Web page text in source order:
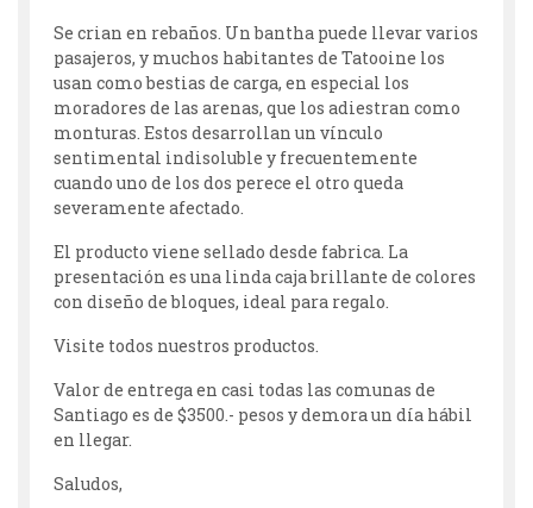
Se crian en rebaños. Un bantha puede llevar varios
pasajeros, y muchos habitantes de Tatooine los
usan como bestias de carga, en especial los
moradores de las arenas, que los adiestran como
monturas. Estos desarrollan un vínculo
sentimental indisoluble y frecuentemente
cuando uno de los dos perece el otro queda
severamente afectado.
El producto viene sellado desde fabrica. La
presentación es una linda caja brillante de colores
con diseño de bloques, ideal para regalo.
Visite todos nuestros productos.
Valor de entrega en casi todas las comunas de
Santiago es de $3500.- pesos y demora un día hábil
en llegar.
Saludos,